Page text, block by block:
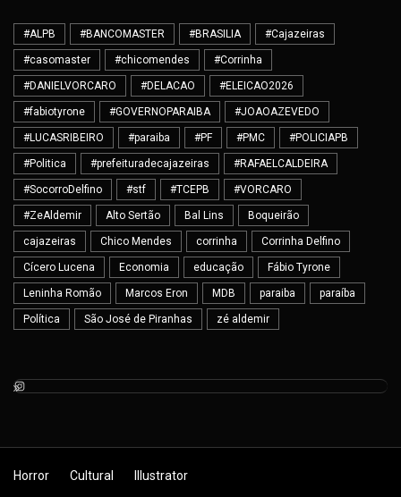
#ALPB #BANCOMASTER #BRASILIA #Cajazeiras
#casomaster #chicomendes #Corrinha
#DANIELVORCARO #DELACAO #ELEICAO2026
#fabiotyrone #GOVERNOPARAIBA #JOAOAZEVEDO
#LUCASRIBEIRO #paraiba #PF #PMC #POLICIAPB
#Politica #prefeituradecajazeiras #RAFAELCALDEIRA
#SocorroDelfino #stf #TCEPB #VORCARO
#ZeAldemir Alto Sertão Bal Lins Boqueirão
cajazeiras Chico Mendes corrinha Corrinha Delfino
Cícero Lucena Economia educação Fábio Tyrone
Leninha Romão Marcos Eron MDB paraiba paraíba
Política São José de Piranhas zé aldemir
Horror Cultural Illustrator